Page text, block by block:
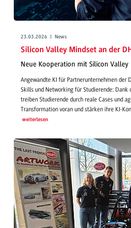
23.03.2026 | News
Silicon Valley Mindset an der
Neue Kooperation mit Silicon Valley
Angewandte KI für Partnerunternehmen der
Skills und Networking für Studierende: Dank
treiben Studierende durch reale Cases und
Transformation voran und stärken ihre KI-
weiterlesen